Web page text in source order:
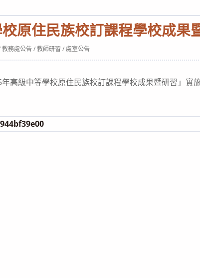
原住民族校訂課程學校成果
教務處公告 / 教師研習 / 處室公告
年高級中等學校原住民族校訂課程學校成果暨研習」實